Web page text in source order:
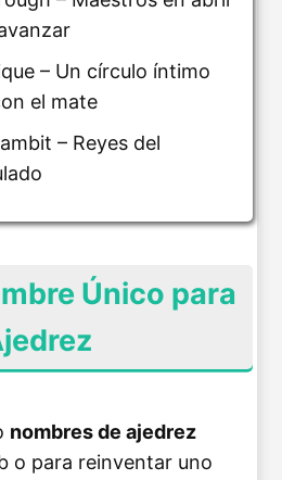
– Un círculo íntimo
el mate
– Reyes del
Único para
nombres de ajedrez
o para reinventar uno